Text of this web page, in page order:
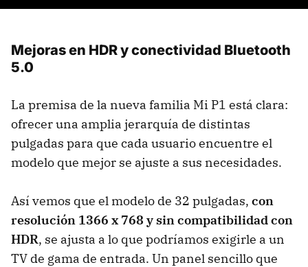
Mejoras en HDR y conectividad Bluetooth
5.0
La premisa de la nueva familia Mi P1 está clara:
ofrecer una amplia jerarquía de distintas
pulgadas para que cada usuario encuentre el
modelo que mejor se ajuste a sus necesidades.
Así vemos que el modelo de 32 pulgadas, con
resolución 1366 x 768 y sin compatibilidad con
HDR, se ajusta a lo que podríamos exigirle a un
TV de gama de entrada. Un panel sencillo que